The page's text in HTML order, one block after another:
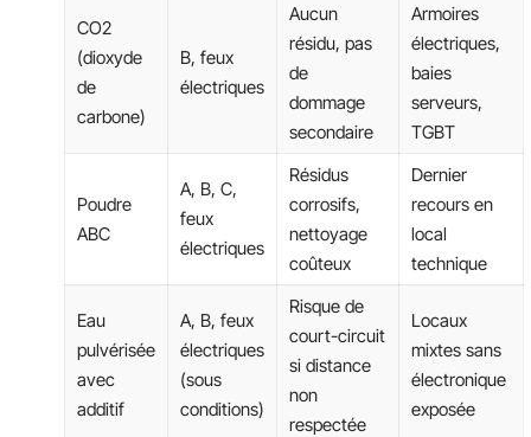
CO2
(dioxyde
de
carbone)
B, feux
électriques
Aucun
résidu, pas
de
dommage
secondaire
Armoires
électriques,
baies
serveurs,
TGBT
Poudre
ABC
A, B, C,
feux
électriques
Résidus
corrosifs,
nettoyage
coûteux
Dernier
recours en
local
technique
Eau
pulvérisée
avec
additif
A, B, feux
électriques
(sous
conditions)
Risque de
court-circuit
si distance
non
respectée
Locaux
mixtes sans
électronique
exposée